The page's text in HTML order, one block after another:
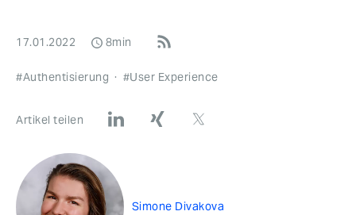
17.01.2022 8min
#Authentisierung · #User Experience
Artikel teilen
Simone Divakova